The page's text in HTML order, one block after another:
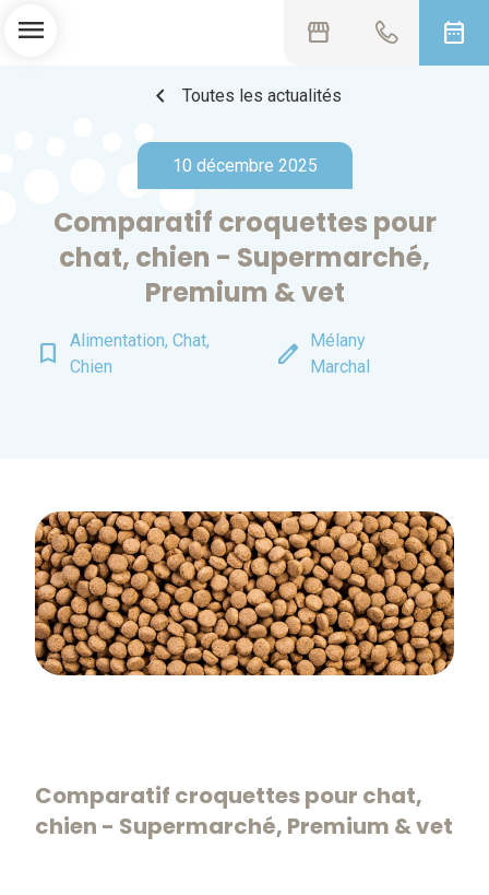
storefront date_range
menu
chevron_left Toutes les actualités
10 décembre 2025
Comparatif croquettes pour
chat, chien - Supermarché,
Premium & vet
bookmark_border
Alimentation, Chat,
Chien
edit
Mélany
Marchal
Comparatif croquettes pour chat,
chien - Supermarché, Premium & vet